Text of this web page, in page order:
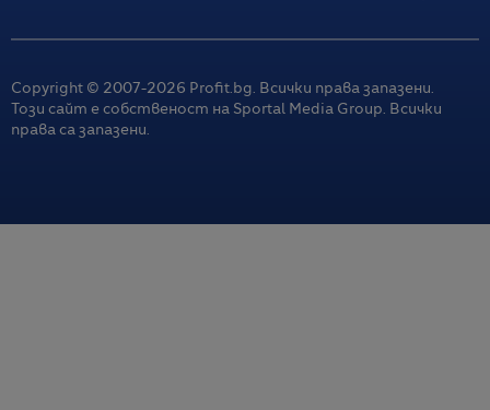
Copyright © 2007-2026 Profit.bg. Всички права запазени.
Този сайт е собственост на Sportal Media Group. Всички
права са запазени.